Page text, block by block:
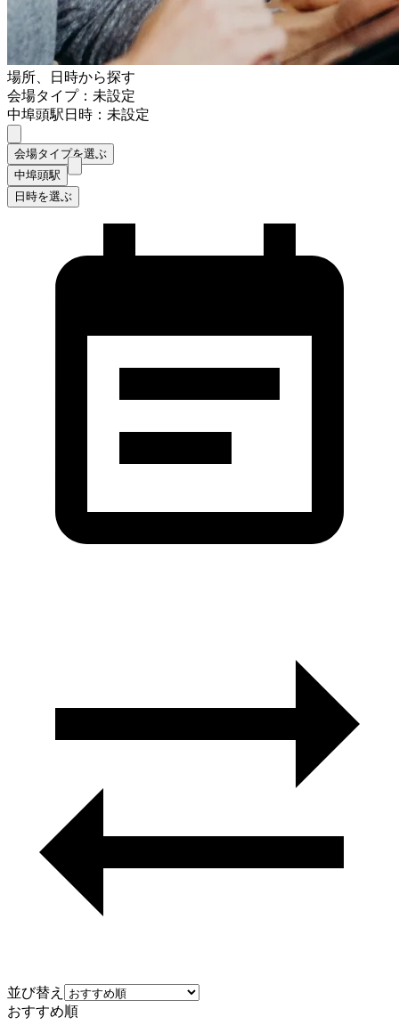
場所、日時から探す
会場タイプ：未設定
中埠頭駅日時：未設定
会場タイプを選ぶ
中埠頭駅
日時を選ぶ
並び替え
おすすめ順